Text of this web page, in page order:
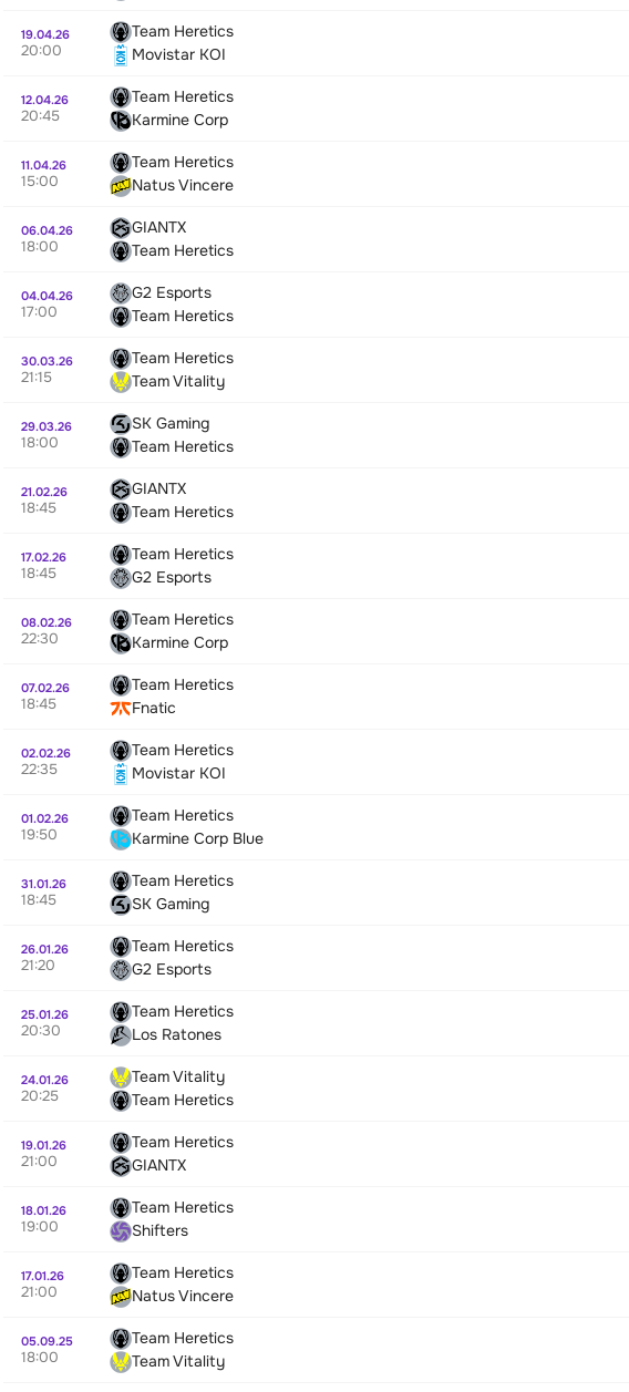
19.04.26
20:00
Team Heretics
Movistar KOI
12.04.26
20:45
Team Heretics
Karmine Corp
11.04.26
15:00
Team Heretics
Natus Vincere
06.04.26
18:00
GIANTX
Team Heretics
04.04.26
17:00
G2 Esports
Team Heretics
30.03.26
21:15
Team Heretics
Team Vitality
29.03.26
18:00
SK Gaming
Team Heretics
21.02.26
18:45
GIANTX
Team Heretics
17.02.26
18:45
Team Heretics
G2 Esports
08.02.26
22:30
Team Heretics
Karmine Corp
07.02.26
18:45
Team Heretics
Fnatic
02.02.26
22:35
Team Heretics
Movistar KOI
01.02.26
19:50
Team Heretics
Karmine Corp Blue
31.01.26
18:45
Team Heretics
SK Gaming
26.01.26
21:20
Team Heretics
G2 Esports
25.01.26
20:30
Team Heretics
Los Ratones
24.01.26
20:25
Team Vitality
Team Heretics
19.01.26
21:00
Team Heretics
GIANTX
18.01.26
19:00
Team Heretics
Shifters
17.01.26
21:00
Team Heretics
Natus Vincere
05.09.25
18:00
Team Heretics
Team Vitality